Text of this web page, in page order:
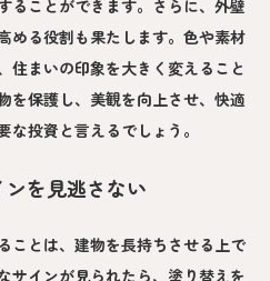
ることができます。さらに、外壁
める役割も果たします。色や素材
住まいの印象を大きく変えること
を保護し、美観を向上させ、快適
投資と言えるでしょう。
を見逃さない
ことは、建物を長持ちさせる上で
サインが見られたら、塗り替えを